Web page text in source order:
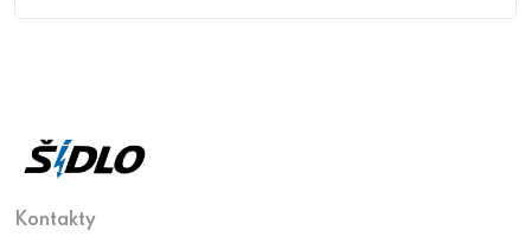
Kontakty